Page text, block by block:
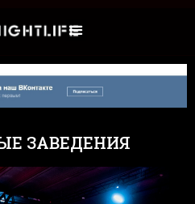
ЗАВЕДЕНИЯ